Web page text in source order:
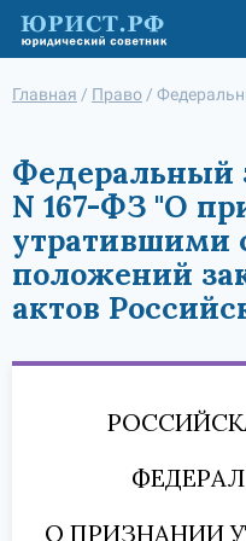
Главная / Право /
Федеральный
N 167-ФЗ "О
утратившими
положений
актов
О ПРИЗНАНИИ